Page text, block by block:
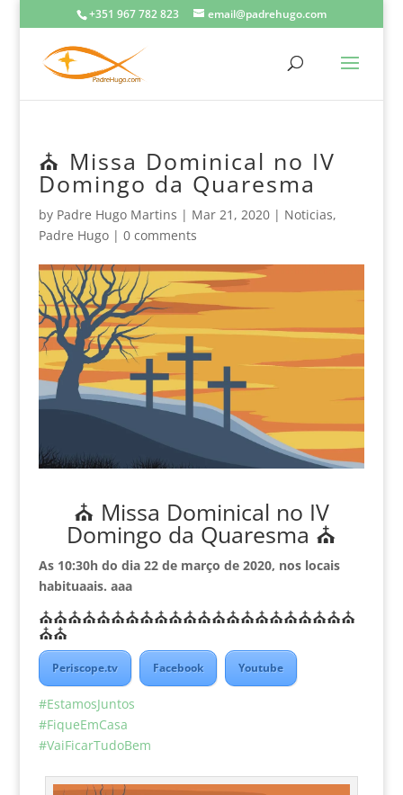
+351 967 782 823 email@padrehugo.com
⛪️ Missa Dominical no IV
Domingo da Quaresma
by Padre Hugo Martins | Mar 21, 2020| Noticias,
Padre Hugo| 0 comments
⛪️ Missa Dominical no IV
Domingo da Quaresma ⛪️
As 10:30h do dia 22 de março de 2020, nos locais
habituaais. aaa
⛪️⛪️⛪️⛪️⛪️⛪️⛪️⛪️⛪️⛪️⛪️⛪️⛪️⛪️⛪️⛪️⛪️⛪️⛪️⛪️⛪️⛪️
⛪️⛪️
Periscope.tv Facebook Youtube
#EstamosJuntos
#FiqueEmCasa
#VaiFicarTudoBem